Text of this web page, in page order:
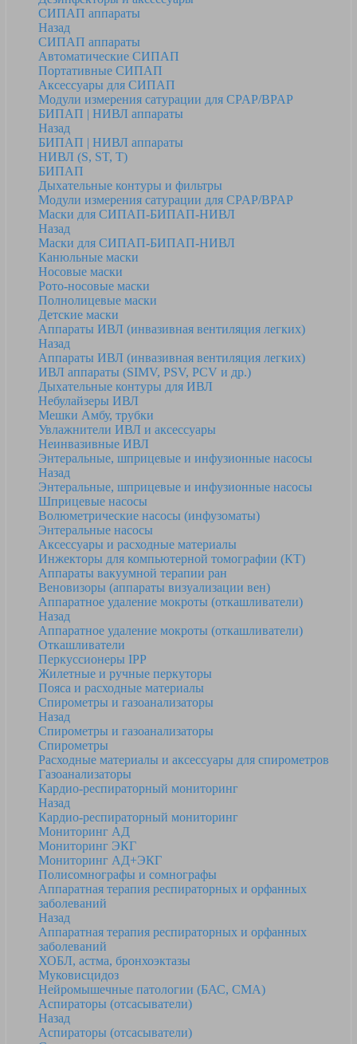
СИПАП аппараты
Назад
СИПАП аппараты
Автоматические СИПАП
Портативные СИПАП
Аксессуары для СИПАП
Модули измерения сатурации для CPAP/BPAP
БИПАП | НИВЛ аппараты
Назад
БИПАП | НИВЛ аппараты
НИВЛ (S, ST, T)
БИПАП
Дыхательные контуры и фильтры
Модули измерения сатурации для CPAP/BPAP
Маски для СИПАП-БИПАП-НИВЛ
Назад
Маски для СИПАП-БИПАП-НИВЛ
Канюльные маски
Носовые маски
Рото-носовые маски
Полнолицевые маски
Детские маски
Аппараты ИВЛ (инвазивная вентиляция легких)
Назад
Аппараты ИВЛ (инвазивная вентиляция легких)
ИВЛ аппараты (SIMV, PSV, PCV и др.)
Дыхательные контуры для ИВЛ
Небулайзеры ИВЛ
Мешки Амбу, трубки
Увлажнители ИВЛ и аксессуары
Неинвазивные ИВЛ
Энтеральные, шприцевые и инфузионные насосы
Назад
Энтеральные, шприцевые и инфузионные насосы
Шприцевые насосы
Волюметрические насосы (инфузоматы)
Энтеральные насосы
Аксессуары и расходные материалы
Инжекторы для компьютерной томографии (КТ)
Аппараты вакуумной терапии ран
Веновизоры (аппараты визуализации вен)
Аппаратное удаление мокроты (откашливатели)
Назад
Аппаратное удаление мокроты (откашливатели)
Откашливатели
Перкуссионеры IPP
Жилетные и ручные перкуторы
Пояса и расходные материалы
Спирометры и газоанализаторы
Назад
Спирометры и газоанализаторы
Спирометры
Расходные материалы и аксессуары для спирометров
Газоанализаторы
Кардио-респираторный мониторинг
Назад
Кардио-респираторный мониторинг
Мониторинг АД
Мониторинг ЭКГ
Мониторинг АД+ЭКГ
Полисомнографы и сомнографы
Аппаратная терапия респираторных и орфанных
заболеваний
Назад
Аппаратная терапия респираторных и орфанных
заболеваний
ХОБЛ, астма, бронхоэктазы
Муковисцидоз
Нейромышечные патологии (БАС, СМА)
Аспираторы (отсасыватели)
Назад
Аспираторы (отсасыватели)